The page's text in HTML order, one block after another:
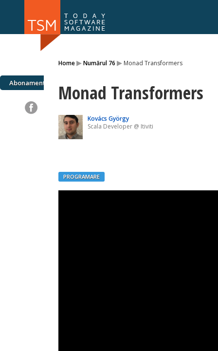
Home▸Numărul 76 ▸ Monad Transformers
Abonamente Monad Transformers
Kovács György
Scala Developer @ Itiviti
PROGRAMARE